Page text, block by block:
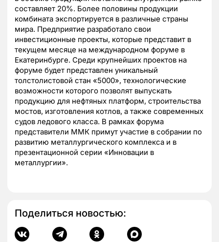
составляет 20%. Более половины продукции
комбината экспортируется в различные страны
мира. Предприятие разработало свои
инвестиционные проекты, которые представит в
текущем месяце на международном форуме в
Екатеринбурге. Среди крупнейших проектов на
форуме будет представлен уникальный
толстолистовой стан «5000», технологические
возможности которого позволят выпускать
продукцию для нефтяных платформ, строительства
мостов, изготовления котлов, а также современных
судов ледового класса. В рамках форума
представители ММК примут участие в собрании по
развитию металлургического комплекса и в
презентационной серии «Инновации в
металлургии».
Поделиться новостью: